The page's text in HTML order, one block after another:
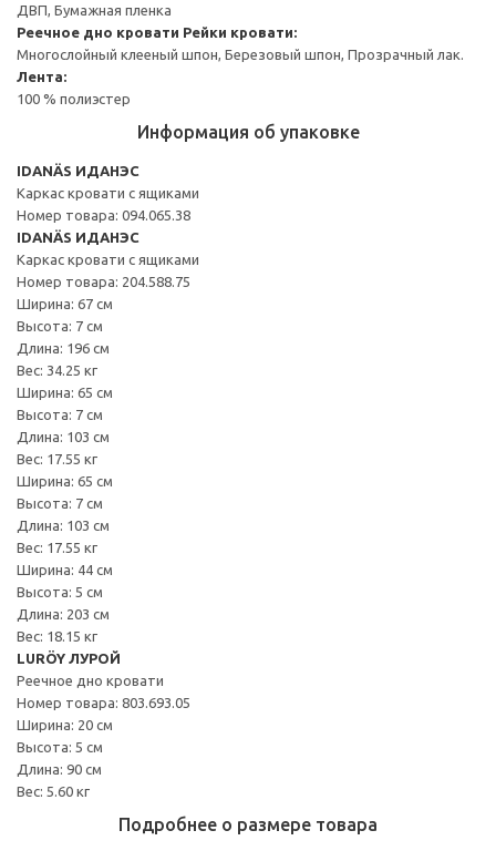
ДВП, Бумажная пленка
Реечное дно кровати Рейки кровати:
Многослойный клееный шпон, Березовый шпон, Прозрачный лак.
Лента:
100 % полиэстер
Информация об упаковке
IDANÄS ИДАНЭС
Каркас кровати с ящиками
Номер товара: 094.065.38
IDANÄS ИДАНЭС
Каркас кровати с ящиками
Номер товара: 204.588.75
Ширина: 67 см
Высота: 7 см
Длина: 196 см
Вес: 34.25 кг
Ширина: 65 см
Высота: 7 см
Длина: 103 см
Вес: 17.55 кг
Ширина: 65 см
Высота: 7 см
Длина: 103 см
Вес: 17.55 кг
Ширина: 44 см
Высота: 5 см
Длина: 203 см
Вес: 18.15 кг
LURÖY ЛУРОЙ
Реечное дно кровати
Номер товара: 803.693.05
Ширина: 20 см
Высота: 5 см
Длина: 90 см
Вес: 5.60 кг
Подробнее о размере товара